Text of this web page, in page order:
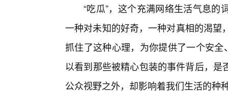
“吃瓜”，这个充满网络生活气息
一种对未知的好奇，一种对真相的渴
抓住了这种心理，为你提供了一个安
以看到那些被精心包装的事件背后，
公众视野之外，却影响着我们生活的种